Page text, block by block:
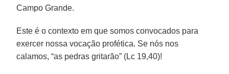
Campo Grande.
Este é o contexto em que somos convocados para
exercer nossa vocação profética. Se nós nos
calamos, “as pedras gritarão” (Lc 19,40)!